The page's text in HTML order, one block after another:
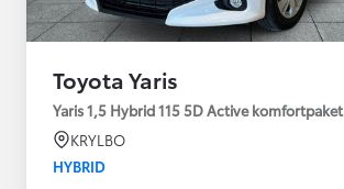
Toyota Yaris
Yaris 1,5 Hybrid 115 5D Active komfortpaket
KRYLBO
HYBRID